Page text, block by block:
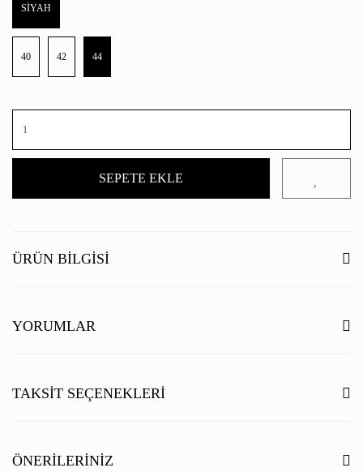
SİYAH
40 42 44
SEPETE EKLE
ÜRÜN BILGISI
YORUMLAR
Bu ürüne ilk yorumu siz yapın!
TAKSIT SEÇENEKLERI
ÖNERILERINIZ